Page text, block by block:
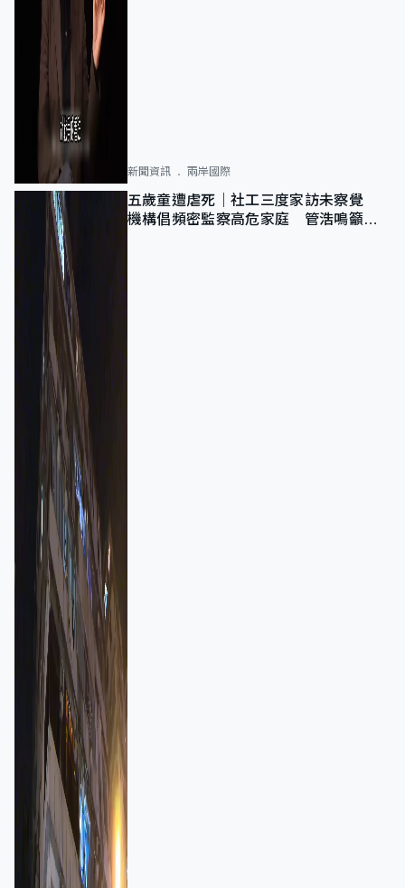
新聞資訊 兩岸國際
五歲童遭虐死｜社工三度家訪未察覺
機構倡頻密監察高危家庭 管浩鳴籲加